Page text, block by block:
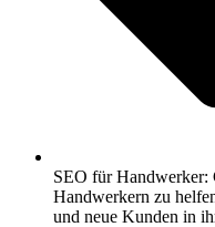
SEO für Handwerker:
Handwerkern zu
und neue Kunden in